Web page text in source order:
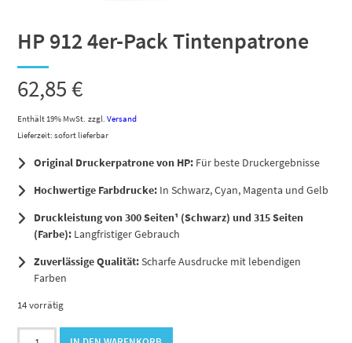
HP 912 4er-Pack Tintenpatrone
62,85€
Enthält 19% MwSt. zzgl.Versand
Lieferzeit: sofort lieferbar
Original Druckerpatrone von HP: Für beste Druckergebnisse
Hochwertige Farbdrucke: In Schwarz, Cyan, Magenta und Gelb
Druckleistung von 300 Seiten¹ (Schwarz) und 315 Seiten
(Farbe): Langfristiger Gebrauch
Zuverlässige Qualität:Scharfe Ausdrucke mit lebendigen
Farben
14 vorrätig
HP